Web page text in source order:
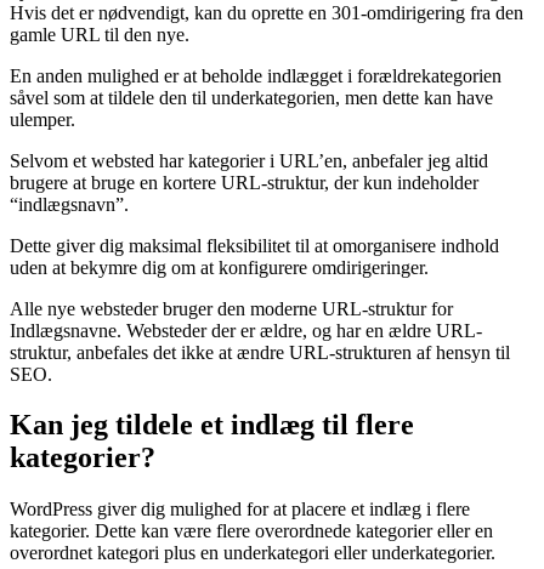
Hvis det er nødvendigt, kan du oprette en 301-omdirigering fra den
gamle URL til den nye.
En anden mulighed er at beholde indlægget i forældrekategorien
såvel som at tildele den til underkategorien, men dette kan have
ulemper.
Selvom et websted har kategorier i URL’en, anbefaler jeg altid
brugere at bruge en kortere URL-struktur, der kun indeholder
“indlægsnavn”.
Dette giver dig maksimal fleksibilitet til at omorganisere indhold
uden at bekymre dig om at konfigurere omdirigeringer.
Alle nye websteder bruger den moderne URL-struktur for
Indlægsnavne. Websteder der er ældre, og har en ældre URL-
struktur, anbefales det ikke at ændre URL-strukturen af hensyn til
SEO.
Kan jeg tildele et indlæg til flere
kategorier?
WordPress giver dig mulighed for at placere et indlæg i flere
kategorier. Dette kan være flere overordnede kategorier eller en
overordnet kategori plus en underkategori eller underkategorier.